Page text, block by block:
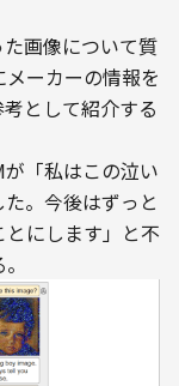
画像について質
ーカーの情報を
として紹介する
「私はこの泣い
。今後はずっと
にします」と不